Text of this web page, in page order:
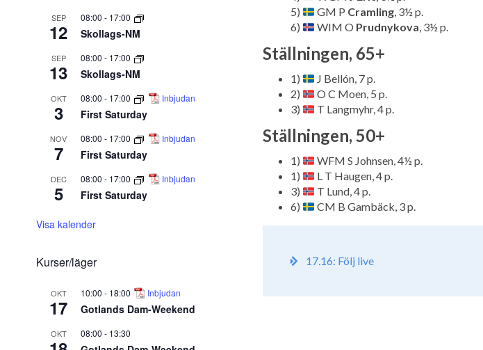
SEP
12
08:00 - 17:00
Skollags-NM
SEP
13
08:00 - 17:00
Skollags-NM
OKT
3
08:00 - 17:00 Inbjudan
First Saturday
NOV
7
08:00 - 17:00 Inbjudan
First Saturday
DEC
5
08:00 - 17:00 Inbjudan
First Saturday
Visa kalender
Kurser/läger
OKT
17
10:00 - 18:00 Inbjudan
Gotlands Dam-Weekend
OKT 08:00 - 13:30
5)
GM P Cramling, 3½ p.
6)
WIM O Prudnykova, 3½ p.
Ställningen, 65+
1)
J Bellón, 7 p.
2)
O C Moen, 5 p.
3)
T Langmyhr, 4 p.
Ställningen, 50+
1)
WFM S Johnsen, 4½ p.
1)
L T Haugen, 4 p.
3)
T Lund, 4 p.
6)
CM B Gambäck, 3 p.
17.16: Följ live